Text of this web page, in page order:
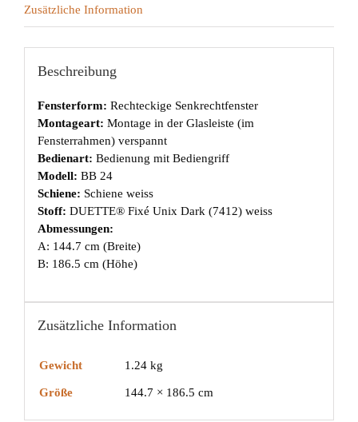
Zusätzliche Information
Beschreibung
Fensterform: Rechteckige Senkrechtfenster
Montageart: Montage in der Glasleiste (im
Fensterrahmen) verspannt
Bedienart: Bedienung mit Bediengriff
Modell: BB 24
Schiene: Schiene weiss
Stoff: DUETTE® Fixé Unix Dark (7412) weiss
Abmessungen:
A: 144.7 cm (Breite)
B: 186.5 cm (Höhe)
Zusätzliche Information
Gewicht 1.24 kg
Größe 144.7 × 186.5 cm